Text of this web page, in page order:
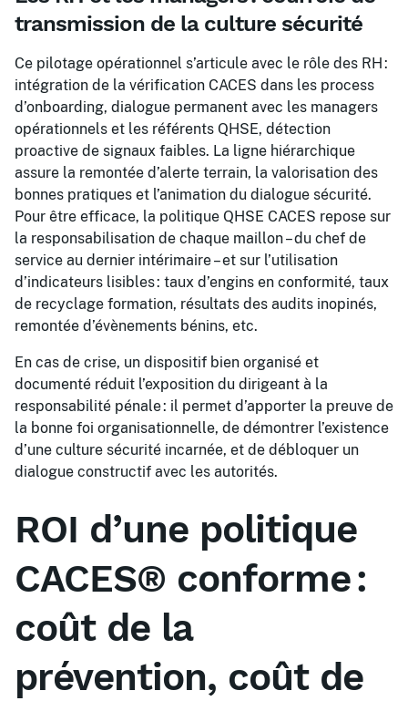
transmission de la culture sécurité
Ce pilotage opérationnel s’articule avec le rôle des RH :
intégration de la vérification CACES dans les process
d’onboarding, dialogue permanent avec les managers
opérationnels et les référents QHSE, détection
proactive de signaux faibles. La ligne hiérarchique
assure la remontée d’alerte terrain, la valorisation des
bonnes pratiques et l’animation du dialogue sécurité.
Pour être efficace, la politique QHSE CACES repose sur
la responsabilisation de chaque maillon – du chef de
service au dernier intérimaire – et sur l’utilisation
d’indicateurs lisibles : taux d’engins en conformité, taux
de recyclage formation, résultats des audits inopinés,
remontée d’évènements bénins, etc.
En cas de crise, un dispositif bien organisé et
documenté réduit l’exposition du dirigeant à la
responsabilité pénale : il permet d’apporter la preuve de
la bonne foi organisationnelle, de démontrer l’existence
d’une culture sécurité incarnée, et de débloquer un
dialogue constructif avec les autorités.
ROI d’une politique
CACES® conforme :
coût de la
prévention, coût de